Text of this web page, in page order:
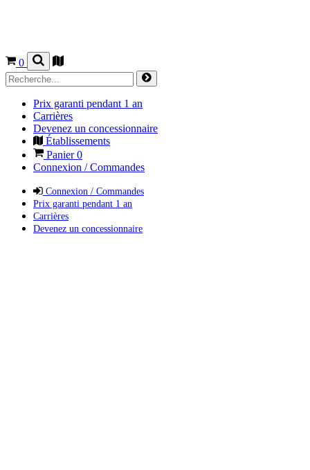
0
Prix garanti pendant 1 an
Carrières
Devenez un concessionnaire
Établissements
Panier0
Connexion / Commandes
Connexion / Commandes
Prix garanti pendant 1 an
Carrières
Devenez un concessionnaire